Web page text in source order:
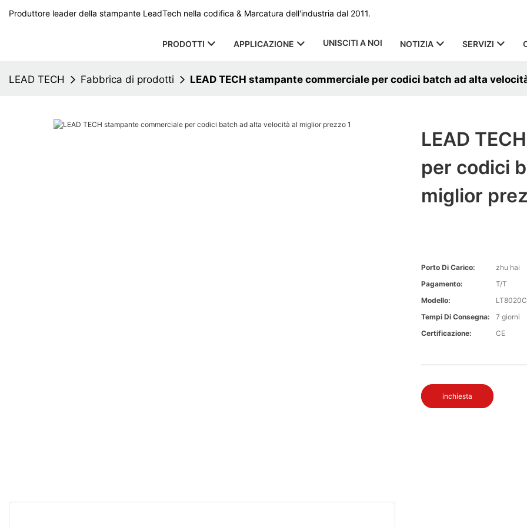
Produttore leader della stampante LeadTech nella codifica & Marcatura dell'industria dal 2011.
PRODOTTI APPLICAZIONE UNISCITI A NOI NOTIZIA SERVIZI
LEAD TECH Fabbrica di prodotti LEAD TECH stampante commerciale per codici batch ad alta
LEAD
per codici
miglior
Porto Di Carico:
zhu hai
Pagamento:
T/T
Modello:
Tempi Di Consegna:
7 giorni
Certificazione:
CE
inchiesta